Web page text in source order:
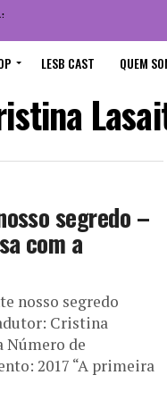
LESB CAST QUEM
segredo –
com a
nosso segredo
Cristina
Número de
2017 “A primeira